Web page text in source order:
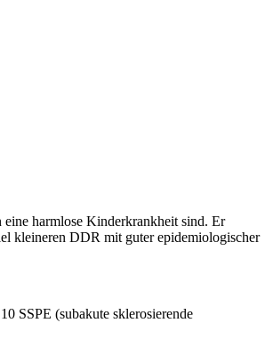
eine harmlose Kinderkrankheit sind. Er
kleineren DDR mit guter epidemiologischer
SSPE (subakute sklerosierende